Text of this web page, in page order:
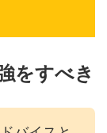
をすべき